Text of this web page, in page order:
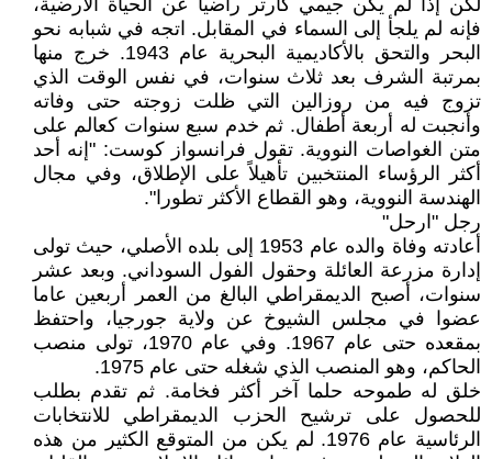
لكن إذا لم يكن جيمي كارتر راضيا عن الحياة الأرضية،
فإنه لم يلجأ إلى السماء في المقابل. اتجه في شبابه نحو
البحر والتحق بالأكاديمية البحرية عام 1943. خرج منها
بمرتبة الشرف بعد ثلاث سنوات، في نفس الوقت الذي
تزوج فيه من روزالين التي ظلت زوجته حتى وفاته
وأنجبت له أربعة أطفال. ثم خدم سبع سنوات كعالم على
متن الغواصات النووية. تقول فرانسواز كوست: "إنه أحد
أكثر الرؤساء المنتخبين تأهيلاً على الإطلاق، وفي مجال
الهندسة النووية، وهو القطاع الأكثر تطورا".
رجل "ارحل"
أعادته وفاة والده عام 1953 إلى بلده الأصلي، حيث تولى
إدارة مزرعة العائلة وحقول الفول السوداني. وبعد عشر
سنوات، أصبح الديمقراطي البالغ من العمر أربعين عاما
عضوا في مجلس الشيوخ عن ولاية جورجيا، واحتفظ
بمقعده حتى عام 1967. وفي عام 1970، تولى منصب
الحاكم، وهو المنصب الذي شغله حتى عام 1975.
خلق له طموحه حلما آخر أكثر فخامة. ثم تقدم بطلب
للحصول على ترشيح الحزب الديمقراطي للانتخابات
الرئاسية عام 1976. لم يكن من المتوقع الكثير من هذه